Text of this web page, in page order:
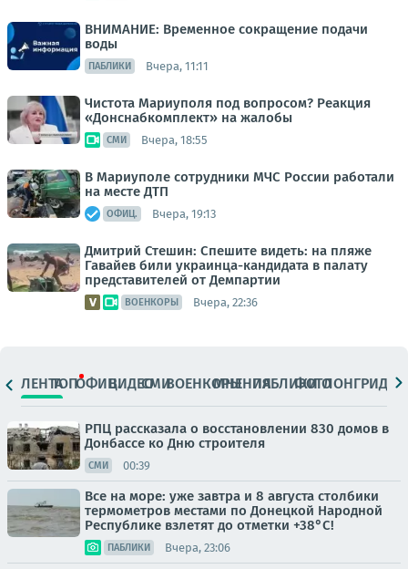
ВНИМАНИЕ: Временное сокращение подачи
воды
ПАБЛИКИ Вчера, 11:11
Чистота Мариуполя под вопросом? Реакция
«Донснабкомплект» на жалобы
СМИ Вчера, 18:55
В Мариуполе сотрудники МЧС России работали
на месте ДТП
ОФИЦ. Вчера, 19:13
Дмитрий Стешин: Спешите видеть: на пляже
Гавайев били украинца-кандидата в палату
представителей от Демпартии
ВОЕНКОРЫ Вчера, 22:36
ЛЕНТАТОПОФИЦ.ВИДЕОСМИВОЕНКОРЫМНЕНИЯПАБЛИКИ
ФОТОЛОНГРИДЫ
РПЦ рассказала о восстановлении 830 домов в
Донбассе ко Дню строителя
СМИ 00:39
Все на море: уже завтра и 8 августа столбики
термометров местами по Донецкой Народной
Республике взлетят до отметки +38°C!
ПАБЛИКИ Вчера, 23:06